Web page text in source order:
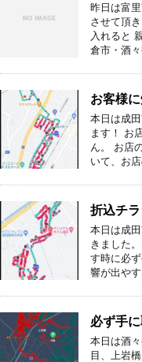
昨日は富
させて頂
入れると
倉市・酒
お客様
本日は成
ます！ お
ん。 お店
いて、お
折込チラ
本日は成
きました
す時に必
響が出や
必ず手
本日は酒
目、上岩